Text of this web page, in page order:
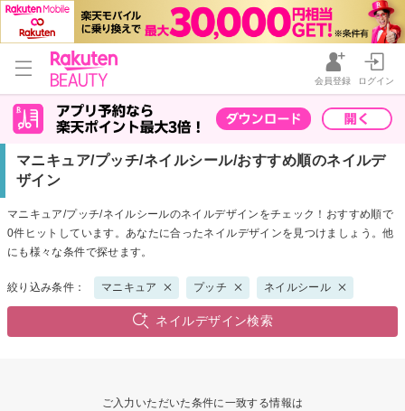
会員登録 ログイン
マニキュア/プッチ/ネイルシール/おすすめ順のネイルデ
ザイン
マニキュア/プッチ/ネイルシールのネイルデザインをチェック！おすすめ順で
0件ヒットしています。あなたに合ったネイルデザインを見つけましょう。他
にも様々な条件で探せます。
絞り込み条件： マニキュア プッチ ネイルシール
ネイルデザイン検索
ご入力いただいた条件に一致する情報は